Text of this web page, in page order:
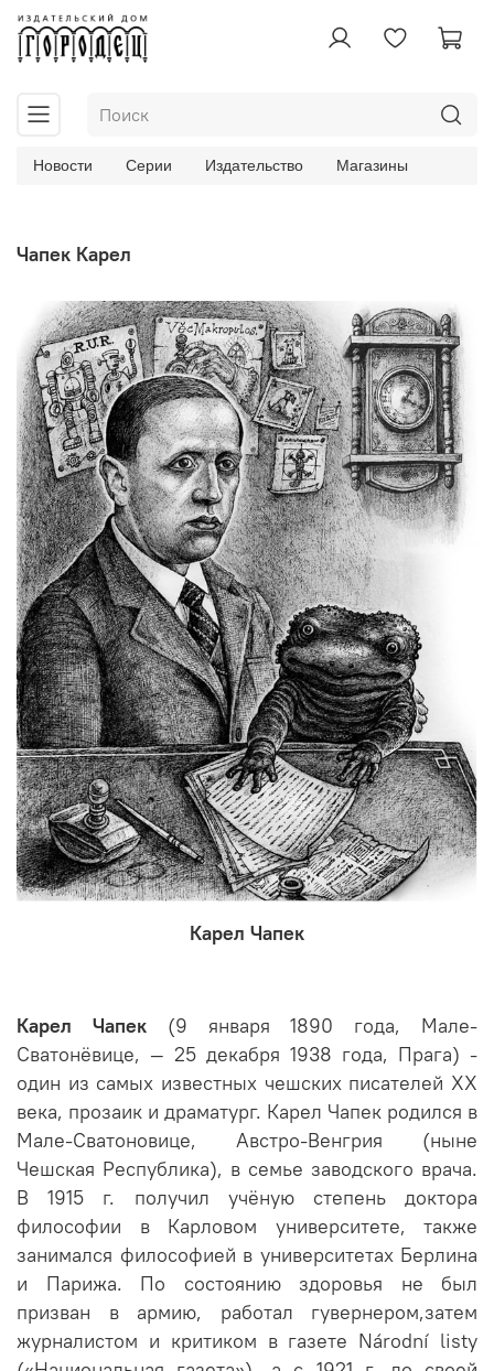
Новости Серии Издательство Магазины
Чапек Карел
Карел Чапек
Карел Чапек(9 января 1890 года, Мале-
Сватонёвице, — 25 декабря 1938 года, Прага) -
один из самых известных чешских писателей XX
века, прозаик и драматург. Карел Чапек родился в
Мале-Сватоновице, Австро-Венгрия (ныне
Чешская Республика), в семье заводского врача.
В 1915 г. получил учёную степень доктора
философии в Карловом университете, также
занимался философией в университетах Берлина
и Парижа. По состоянию здоровья не был
призван в армию, работал гувернером,затем
журналистом и критиком в газете Národní listy